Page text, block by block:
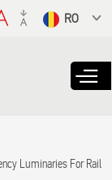
from the
dropdown to
translate
Luminaries For Rail